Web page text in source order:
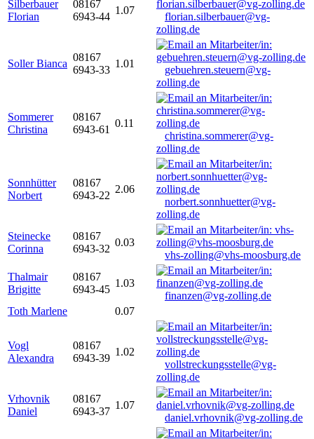
Silberbauer
Florian
08167
6943-44
1.07
florian.silberbauer@vg-
zolling.de
Soller Bianca
08167
6943-33
1.01
gebuehren.steuern@vg-
zolling.de
Sommerer
Christina
08167
6943-61
0.11
christina.sommerer@vg-
zolling.de
Sonnhütter
Norbert
08167
6943-22
2.06
norbert.sonnhuetter@vg-
zolling.de
Steinecke
Corinna
08167
6943-32
0.03
vhs-zolling@vhs-moosburg.de
Thalmair
Brigitte
08167
6943-45
1.03
finanzen@vg-zolling.de
Toth Marlene
0.07
Vogl
Alexandra
08167
6943-39
1.02
vollstreckungsstelle@vg-
zolling.de
Vrhovnik
Daniel
08167
6943-37
1.07
daniel.vrhovnik@vg-zolling.de